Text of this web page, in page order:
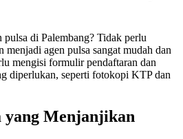
di Palembang? Tidak perlu
menjadi agen pulsa sangat mudah dan
mengisi formulir pendaftaran dan
diperlukan, seperti fotokopi KTP dan
yang Menjanjikan